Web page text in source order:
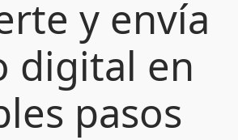
y envía
digital en
pasos